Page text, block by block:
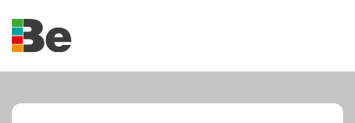
Skip to main content